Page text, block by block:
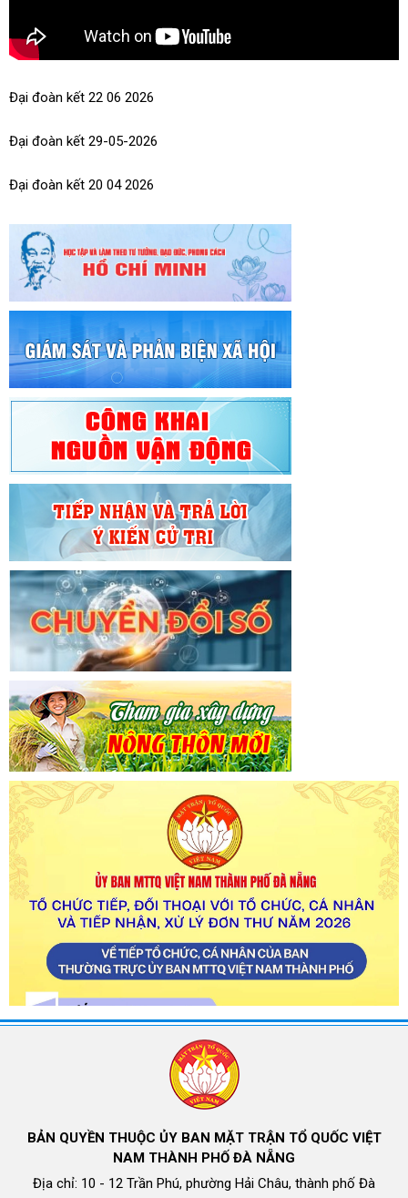
Đại đoàn kết 22 06 2026
Đại đoàn kết 29-05-2026
Đại đoàn kết 20 04 2026
BẢN QUYỀN THUỘC ỦY BAN MẶT TRẬN TỔ QUỐC VIỆT
NAM THÀNH PHỐ ĐÀ NẴNG
Địa chỉ: 10 - 12 Trần Phú, phường Hải Châu, thành phố Đà